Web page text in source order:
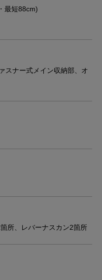
最短88cm)
スナー式メイン収納部、オ
所、レバーナスカン2箇所